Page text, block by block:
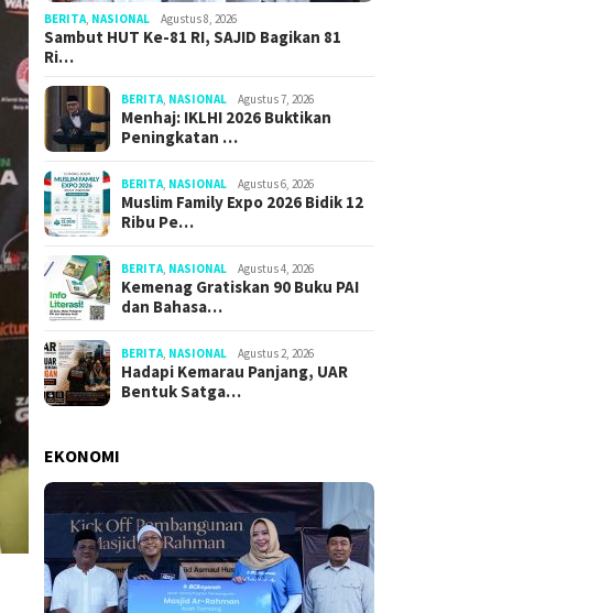
BERITA NASIONAL Agustus 8, 2026
Sambut HUT Ke-81 RI, SAJID Bagikan 81
Ri…
BERITA NASIONAL Agustus 7, 2026
Menhaj: IKLHI 2026 Buktikan
Peningkatan …
BERITA NASIONAL Agustus 6, 2026
Muslim Family Expo 2026 Bidik 12
Ribu Pe…
BERITA NASIONAL Agustus 4, 2026
Kemenag Gratiskan 90 Buku PAI
dan Bahasa…
BERITA NASIONAL Agustus 2, 2026
Hadapi Kemarau Panjang, UAR
Bentuk Satga…
EKONOMI